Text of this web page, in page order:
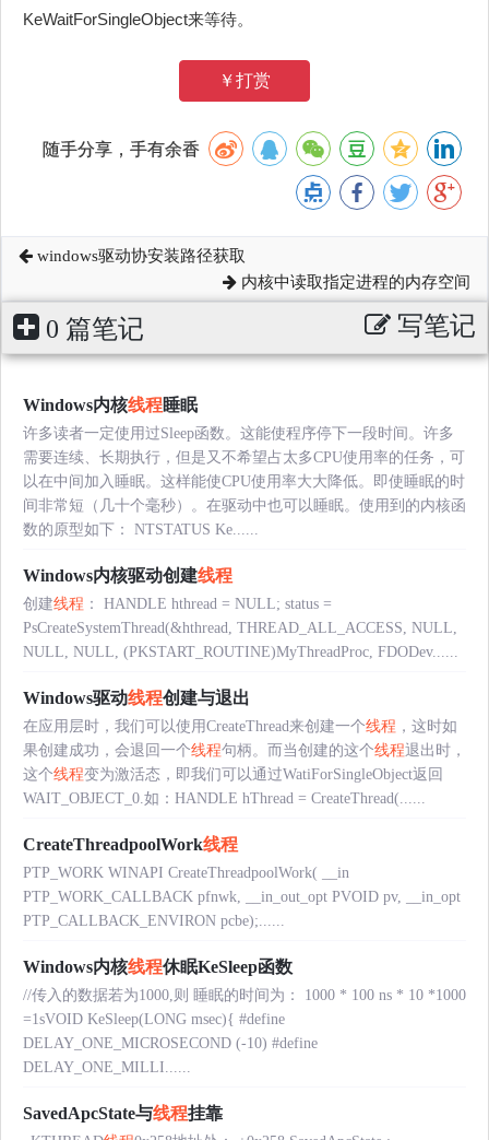
KeWaitForSingleObject来等待。
￥打赏
随手分享，手有余香
windows驱动协安装路径获取
内核中读取指定进程的内存空间
0 篇笔记 写笔记
Windows内核线程睡眠
许多读者一定使用过Sleep函数。这能使程序停下一段时间。许多
需要连续、长期执行，但是又不希望占太多CPU使用率的任务，可
以在中间加入睡眠。这样能使CPU使用率大大降低。即使睡眠的时
间非常短（几十个毫秒）。在驱动中也可以睡眠。使用到的内核函
数的原型如下： NTSTATUS Ke......
Windows内核驱动创建线程
创建线程 ： HANDLE hthread = NULL; status =
PsCreateSystemThread(&hthread, THREAD_ALL_ACCESS, NULL,
NULL, NULL, (PKSTART_ROUTINE)MyThreadProc, FDODev......
Windows驱动线程创建与退出
在应用层时，我们可以使用CreateThread来创建一个线程 ，这时如
果创建成功，会退回一个线程句柄。而当创建的这个线程退出时，
这个线程变为激活态，即我们可以通过WatiForSingleObject返回
WAIT_OBJECT_0.如：HANDLE hThread = CreateThread(......
CreateThreadpoolWork线程
PTP_WORK WINAPI CreateThreadpoolWork( __in
PTP_WORK_CALLBACK pfnwk, __in_out_opt PVOID pv, __in_opt
PTP_CALLBACK_ENVIRON pcbe);......
Windows内核线程休眠KeSleep函数
//传入的数据若为1000,则 睡眠的时间为： 1000 * 100 ns * 10 *1000
=1sVOID KeSleep(LONG msec){ #define
DELAY_ONE_MICROSECOND (-10) #define
DELAY_ONE_MILLI......
SavedApcState与线程挂靠